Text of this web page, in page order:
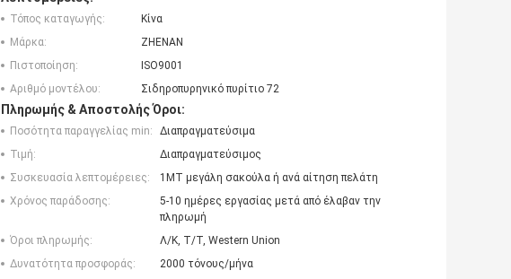
Τόπος καταγωγής:
Κίνα
Μάρκα:
ZHENAN
Πιστοποίηση:
ISO9001
Αριθμό μοντέλου:
Σιδηροπυρηνικό πυρίτιο 72
Πληρωμής & Αποστολής Όροι:
Ποσότητα παραγγελίας min:
Διαπραγματεύσιμα
Τιμή:
Διαπραγματεύσιμος
Συσκευασία λεπτομέρειες:
1ΜΤ μεγάλη σακούλα ή ανά αίτηση πελάτη
Χρόνος παράδοσης:
5-10 ημέρες εργασίας μετά από έλαβαν την
πληρωμή
Όροι πληρωμής:
Λ/Κ, Τ/Τ, Western Union
Δυνατότητα προσφοράς:
2000 τόνους/μήνα